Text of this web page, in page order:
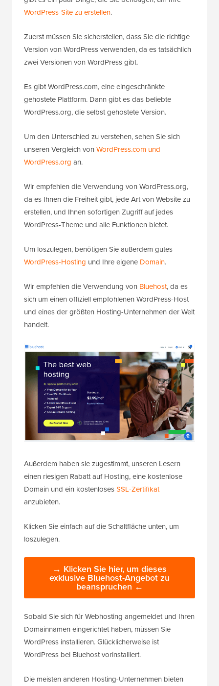
WordPress-Site zu erstellen.
Zuerst müssen Sie sicherstellen, dass Sie die richtige
Version von WordPress verwenden, da es tatsächlich
zwei Versionen von WordPress gibt.
Es gibt WordPress.com, eine eingeschränkte
gehostete Plattform. Dann gibt es das beliebte
WordPress.org, die selbst gehostete Version.
Um den Unterschied zu verstehen, sehen Sie sich
unseren Vergleich von WordPress.com und
WordPress.org an.
Wir empfehlen die Verwendung von WordPress.org,
da es Ihnen die Freiheit gibt, jede Art von Website zu
erstellen, und Ihnen sofortigen Zugriff auf jedes
WordPress-Theme und alle Funktionen bietet.
Um loszulegen, benötigen Sie außerdem gutes
WordPress-Hosting und Ihre eigene Domain.
Wir empfehlen die Verwendung von Bluehost, da es
sich um einen offiziell empfohlenen WordPress-Host
und eines der größten Hosting-Unternehmen der Welt
handelt.
Außerdem haben sie zugestimmt, unseren Lesern
einen riesigen Rabatt auf Hosting, eine kostenlose
Domain und ein kostenlosesSSL-Zertifikat
anzubieten.
Klicken Sie einfach auf die Schaltfläche unten, um
loszulegen.
→ Klicken Sie hier, um dieses
exklusive Bluehost-Angebot zu
beanspruchen ←
Sobald Sie sich für Webhosting angemeldet und Ihren
Domainnamen eingerichtet haben, müssen Sie
WordPress installieren. Glücklicherweise ist
WordPress bei Bluehost vorinstalliert.
Die meisten anderen Hosting-Unternehmen bieten